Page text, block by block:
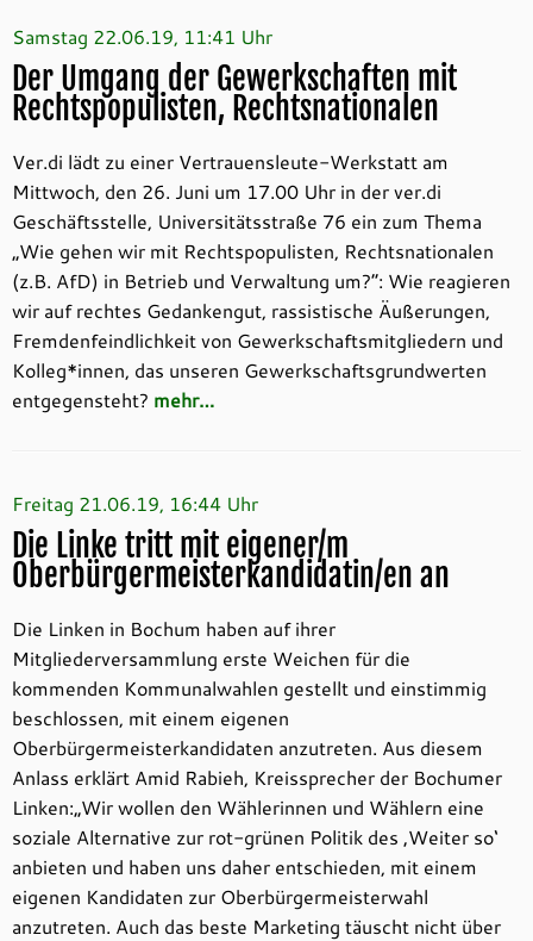
Samstag 22.06.19, 11:41 Uhr
Der Umgang der Gewerkschaften mit
Rechtspopulisten, Rechtsnationalen
Ver.di lädt zu einer Vertrauensleute-Werkstatt am
Mittwoch, den 26. Juni um 17.00 Uhr in der ver.di
Geschäftsstelle, Universitätsstraße 76 ein zum Thema
„Wie gehen wir mit Rechtspopulisten, Rechtsnationalen
(z.B. AfD) in Betrieb und Verwaltung um?“: Wie reagieren
wir auf rechtes Gedankengut, rassistische Äußerungen,
Fremdenfeindlichkeit von Gewerkschaftsmitgliedern und
Kolleg*innen, das unseren Gewerkschaftsgrundwerten
entgegensteht? mehr…
Freitag 21.06.19, 16:44 Uhr
Die Linke tritt mit eigener/m
Oberbürgermeisterkandidatin/en an
Die Linken in Bochum haben auf ihrer
Mitgliederversammlung erste Weichen für die
kommenden Kommunalwahlen gestellt und einstimmig
beschlossen, mit einem eigenen
Oberbürgermeisterkandidaten anzutreten. Aus diesem
Anlass erklärt Amid Rabieh, Kreissprecher der Bochumer
Linken:„Wir wollen den Wählerinnen und Wählern eine
soziale Alternative zur rot-grünen Politik des ‚Weiter so‘
anbieten und haben uns daher entschieden, mit einem
eigenen Kandidaten zur Oberbürgermeisterwahl
anzutreten. Auch das beste Marketing täuscht nicht über